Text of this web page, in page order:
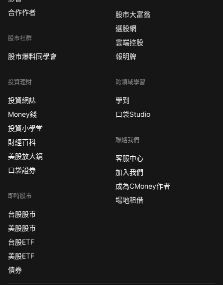
合作作者
股市社群
股市爆料同學會
投資理財
投資網誌
Money錢
投資小學堂
財經百科
美股放大鏡
口袋證券
即時股市
台股股市
美股股市
台股ETF
美股ETF
債券
股市大富翁
選股網
雲端控股
報明牌
跨領域學習
學到
口袋Studio
聯絡我們
客服中心
加入我們
成為CMoney作者
場地租借